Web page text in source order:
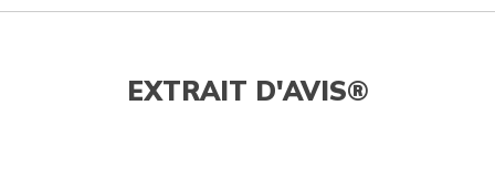
EXTRAIT D'AVIS®